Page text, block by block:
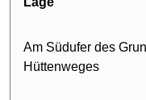
Am Südufer des
Hüttenweges